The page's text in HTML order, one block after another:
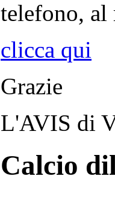
telefono, al
clicca qui
Grazie
L'AVIS di
Calcio